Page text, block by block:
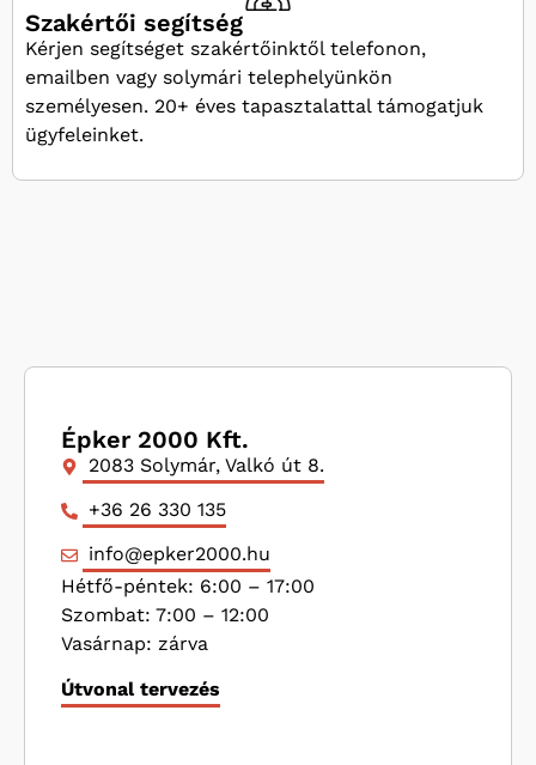
Szakértői segítség
Kérjen segítséget szakértőinktől telefonon,
emailben vagy solymári telephelyünkön
személyesen. 20+ éves tapasztalattal támogatjuk
ügyfeleinket.
Épker 2000 Kft.
2083 Solymár, Valkó út 8.
+36 26 330 135
info@epker2000.hu
Hétfő-péntek: 6:00 – 17:00
Szombat: 7:00 – 12:00
Vasárnap: zárva
Útvonal tervezés